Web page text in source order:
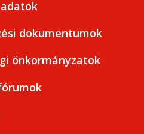
dokumentumok
önkormányzatok